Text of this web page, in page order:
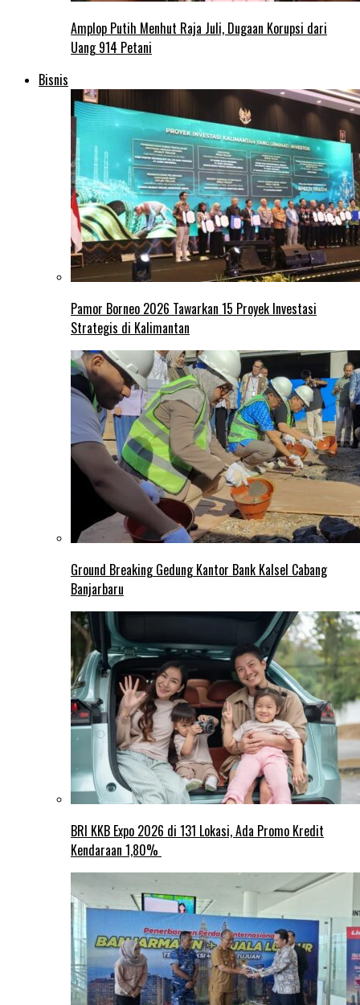
Amplop Putih Menhut Raja Juli, Dugaan Korupsi dari
Uang 914 Petani
Bisnis
Pamor Borneo 2026 Tawarkan 15 Proyek Investasi
Strategis di Kalimantan
Ground Breaking Gedung Kantor Bank Kalsel Cabang
Banjarbaru
BRI KKB Expo 2026 di 131 Lokasi, Ada Promo Kredit
Kendaraan 1,80%